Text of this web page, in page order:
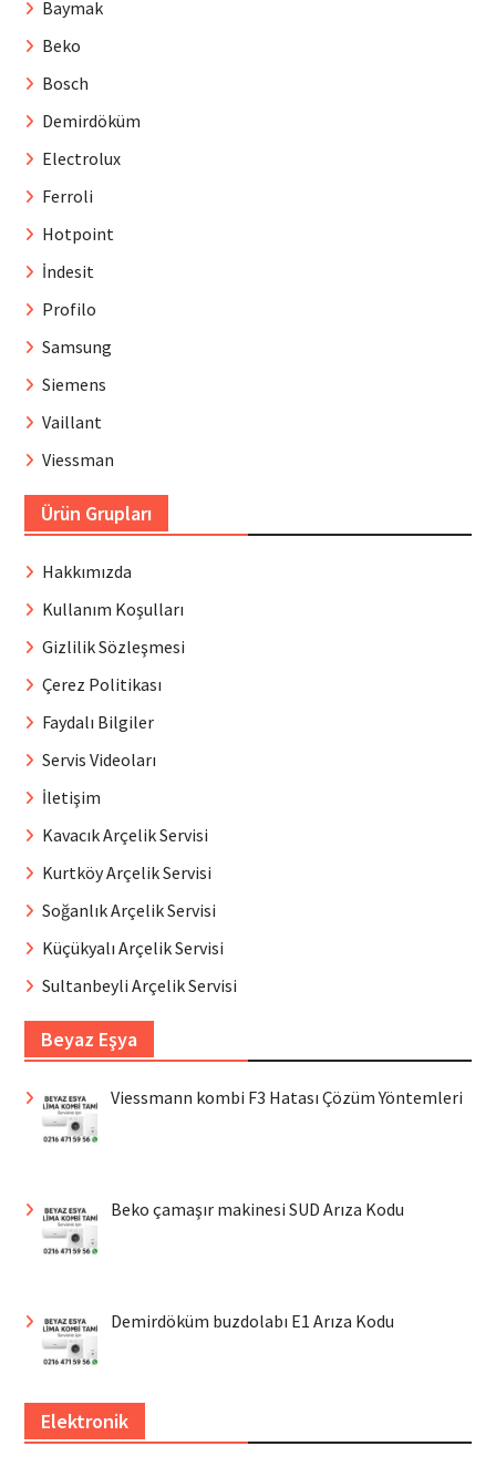
Baymak
Beko
Bosch
Demirdöküm
Electrolux
Ferroli
Hotpoint
İndesit
Profilo
Samsung
Siemens
Vaillant
Viessman
Ürün Grupları
Hakkımızda
Kullanım Koşulları
Gizlilik Sözleşmesi
Çerez Politikası
Faydalı Bilgiler
Servis Videoları
İletişim
Kavacık Arçelik Servisi
Kurtköy Arçelik Servisi
Soğanlık Arçelik Servisi
Küçükyalı Arçelik Servisi
Sultanbeyli Arçelik Servisi
Beyaz Eşya
Viessmann kombi F3 Hatası Çözüm Yöntemleri
Beko çamaşır makinesi SUD Arıza Kodu
Demirdöküm buzdolabı E1 Arıza Kodu
Elektronik